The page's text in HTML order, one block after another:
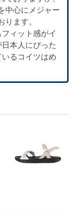
中心にメジャー
ります。
ィット感がイ
本人にぴった
るコイツはめ